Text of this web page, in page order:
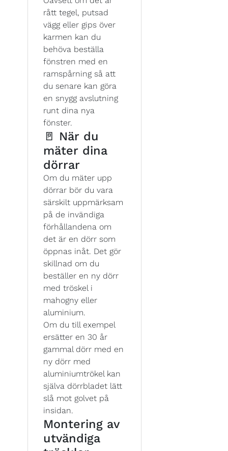
rått tegel, putsad
vägg eller gips över
karmen kan du
behöva beställa
fönstren med en
ramspårning så att
du senare kan göra
en snygg avslutning
runt dina nya
fönster.
🚪 När du
mäter dina
dörrar
Om du mäter upp
dörrar bör du vara
särskilt uppmärksam
på de invändiga
förhållandena om
det är en dörr som
öppnas inåt. Det gör
skillnad om du
beställer en ny dörr
med tröskel i
mahogny eller
aluminium.
Om du till exempel
ersätter en 30 år
gammal dörr med en
ny dörr med
aluminiumtrökel kan
själva dörrbladet lätt
slå mot golvet på
insidan.
Montering av
utvändiga